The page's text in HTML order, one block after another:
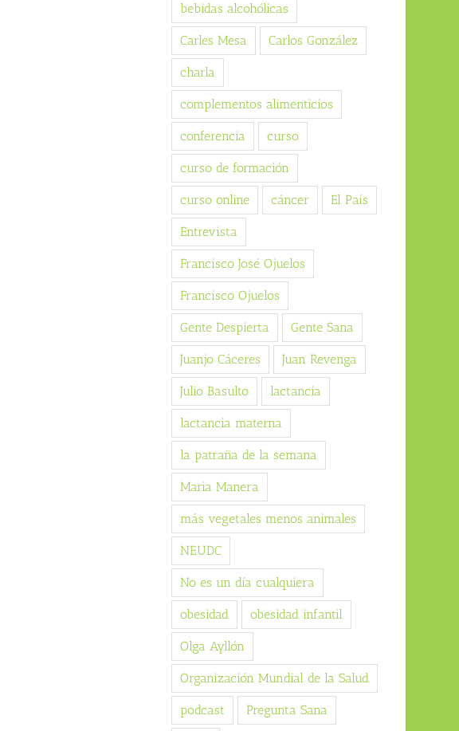
bebidas alcohólicas
Carles Mesa Carlos González
charla
complementos alimenticios
conferencia curso
curso de formación
curso online cáncer El País
Entrevista
Francisco José Ojuelos
Francisco Ojuelos
Gente Despierta Gente Sana
Juanjo Cáceres Juan Revenga
Julio Basulto lactancia
lactancia materna
la patraña de la semana
Maria Manera
más vegetales menos animales
NEUDC
No es un día cualquiera
obesidad obesidad infantil
Olga Ayllón
Organización Mundial de la Salud
podcast Pregunta Sana